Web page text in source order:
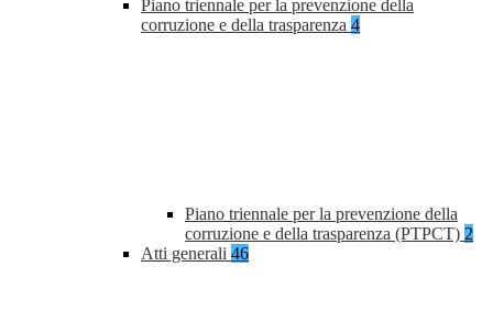
Piano triennale per la prevenzione della
corruzione e della trasparenza 4
Piano triennale per la prevenzione della
corruzione e della trasparenza (PTPCT) 2
Atti generali 46